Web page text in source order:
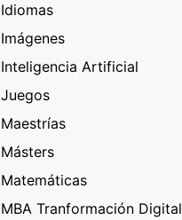
Idiomas
Imágenes
Inteligencia Artificial
Juegos
Maestrías
Másters
Matemáticas
MBA Tranformación Digital